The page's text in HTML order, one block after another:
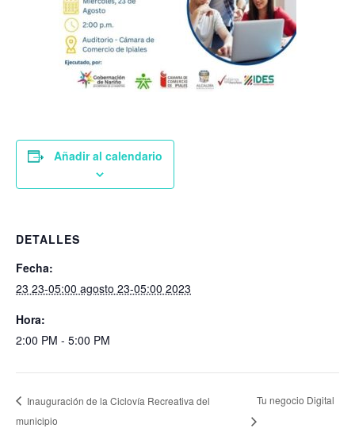
Añadir al calendario
DETALLES
Fecha:
23 23-05:00 agosto 23-05:00 2023
Hora:
2:00 PM - 5:00 PM
Inauguración de la Ciclovía Recreativa del
municipio
Tu negocio Digital